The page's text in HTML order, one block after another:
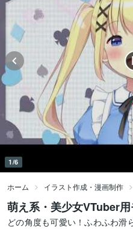
1/6
ホーム イラスト作成・漫画制作
萌え系・美少女VTuber
どの角度も可愛い！ふわふわ滑